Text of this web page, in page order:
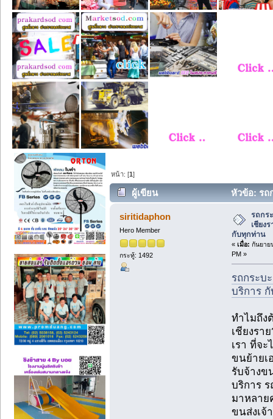
หน้า: [1]
ผู้เขียน
หัวข้อ: รถ
บริการ กับทุกท่าน (อ่าน 10784 ครั้ง)
siritidaphon
Hero Member
กระทู้: 1492
รถกร
เชียง
กับทุกท่าน
« เมื่อ: กันยาย
PM »
รถกระบ
บริการ
ทำไมถึง
เชียงรา
เรา ที่จะ
ขนย้ายเ
รับจ้างข
บริการ
มาหลาย
ขนส่งเจ้